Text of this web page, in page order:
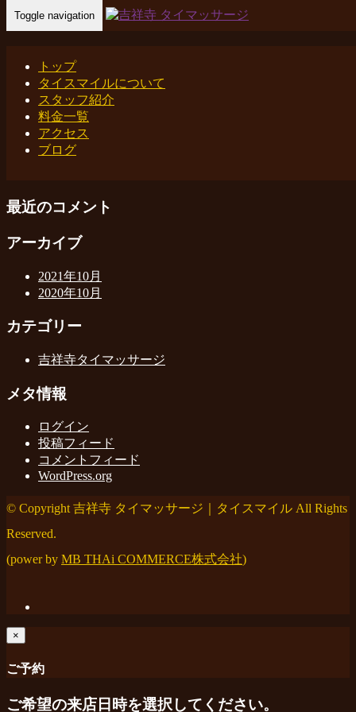
Toggle navigation
トップ
タイスマイルについて
スタッフ紹介
料金一覧
アクセス
ブログ
Home- new…
最近の投稿
吉祥寺 タイマッサージ｜タイスマイル
最近のコメント
アーカイブ
2021年10月
2020年10月
カテゴリー
吉祥寺タイマッサージ
メタ情報
ログイン
投稿フィード
コメントフィード
WordPress.org
© Copyright 吉祥寺 タイマッサージ｜タイスマイル All Rights
Reserved.
(power by MB THAi COMMERCE株式会社)
×
ご予約
ご希望の来店日時を選択してください。